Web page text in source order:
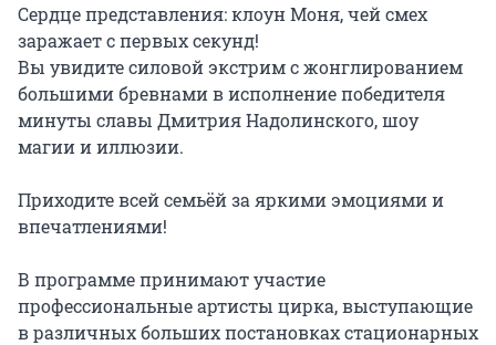
Сердце представления: клоун Моня, чей смех
заражает с первых секунд!
Вы увидите силовой экстрим с жонглированием
большими бревнами в исполнение победителя
минуты славы Дмитрия Надолинского, шоу
магии и иллюзии.
Приходите всей семьёй за яркими эмоциями и
впечатлениями!
В программе принимают участие
профессиональные артисты цирка, выступающие
в различных больших постановках стационарных